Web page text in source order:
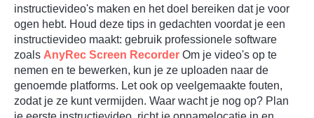
instructievideo's maken en het doel bereiken dat je voor
ogen hebt. Houd deze tips in gedachten voordat je een
instructievideo maakt: gebruik professionele software
zoals AnyRec Screen Recorder Om je video's op te
nemen en te bewerken, kun je ze uploaden naar de
genoemde platforms. Let ook op veelgemaakte fouten,
zodat je ze kunt vermijden. Waar wacht je nog op? Plan